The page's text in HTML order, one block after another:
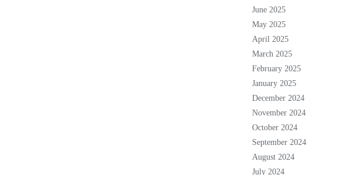
June 2025
May 2025
April 2025
March 2025
February 2025
January 2025
December 2024
November 2024
October 2024
September 2024
August 2024
July 2024